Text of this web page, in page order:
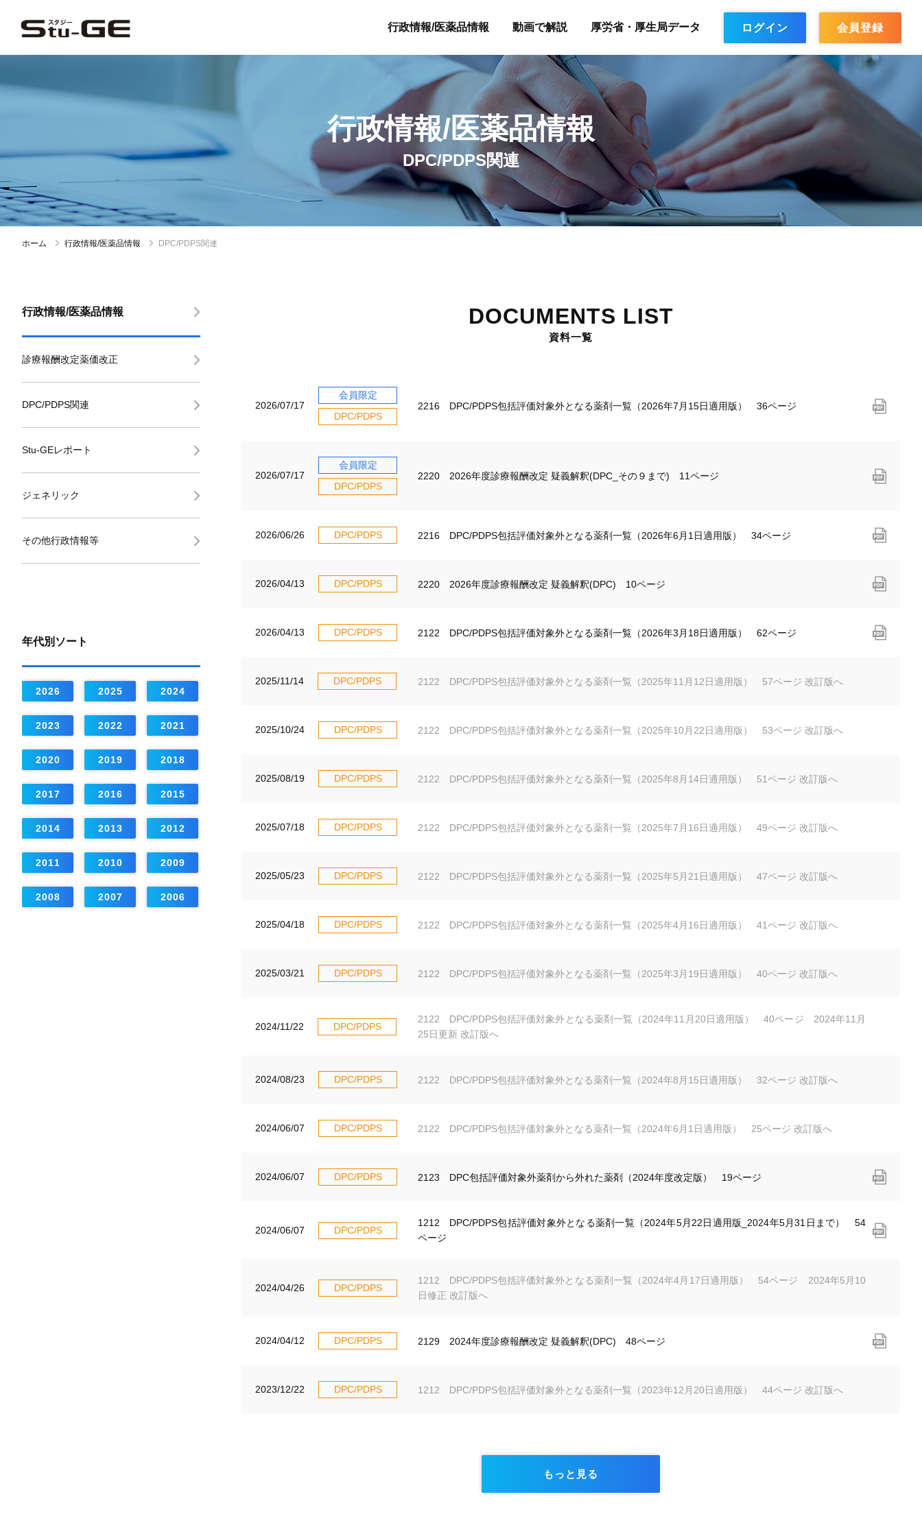
行政情報/医薬品情報 動画で解説 厚労省・厚生局データ ログイン 会員登録
行政情報/医薬品情報
DPC/PDPS関連
ホーム 行政情報/医薬品情報 DPC/PDPS関連
DOCUMENTS LIST
資料一覧
2026/07/17
会員限定
DPC/PDPS
2216 DPC/PDPS包括評価対象外となる薬剤一覧（2026年7月15日適用版） 36ページ
2026/07/17
会員限定
DPC/PDPS
2220 2026年度診療報酬改定 疑義解釈(DPC_その９まで) 11ページ
2026/06/26 DPC/PDPS 2216 DPC/PDPS包括評価対象外となる薬剤一覧（2026年6月1日適用版） 34ページ
2026/04/13 DPC/PDPS 2220 2026年度診療報酬改定 疑義解釈(DPC) 10ページ
2026/04/13 DPC/PDPS 2122 DPC/PDPS包括評価対象外となる薬剤一覧（2026年3月18日適用版） 62ページ
2025/11/14 DPC/PDPS 2122 DPC/PDPS包括評価対象外となる薬剤一覧（2025年11月12日適用版） 57ページ 改訂版へ
2025/10/24 DPC/PDPS 2122 DPC/PDPS包括評価対象外となる薬剤一覧（2025年10月22日適用版） 53ページ 改訂版へ
2025/08/19 DPC/PDPS 2122 DPC/PDPS包括評価対象外となる薬剤一覧（2025年8月14日適用版） 51ページ 改訂版へ
2025/07/18 DPC/PDPS 2122 DPC/PDPS包括評価対象外となる薬剤一覧（2025年7月16日適用版） 49ページ 改訂版へ
2025/05/23 DPC/PDPS 2122 DPC/PDPS包括評価対象外となる薬剤一覧（2025年5月21日適用版） 47ページ 改訂版へ
2025/04/18 DPC/PDPS 2122 DPC/PDPS包括評価対象外となる薬剤一覧（2025年4月16日適用版） 41ページ 改訂版へ
2025/03/21 DPC/PDPS 2122 DPC/PDPS包括評価対象外となる薬剤一覧（2025年3月19日適用版） 40ページ 改訂版へ
2024/11/22 DPC/PDPS
2122 DPC/PDPS包括評価対象外となる薬剤一覧（2024年11月20日適用版） 40ページ 2024年11月
25日更新 改訂版へ
2024/08/23 DPC/PDPS 2122 DPC/PDPS包括評価対象外となる薬剤一覧（2024年8月15日適用版） 32ページ 改訂版へ
2024/06/07 DPC/PDPS 2122 DPC/PDPS包括評価対象外となる薬剤一覧（2024年6月1日適用版） 25ページ 改訂版へ
2024/06/07 DPC/PDPS 2123 DPC包括評価対象外薬剤から外れた薬剤（2024年度改定版） 19ページ
2024/06/07 DPC/PDPS
1212 DPC/PDPS包括評価対象外となる薬剤一覧（2024年5月22日適用版_2024年5月31日まで） 54
ページ
2024/04/26 DPC/PDPS
1212 DPC/PDPS包括評価対象外となる薬剤一覧（2024年4月17日適用版） 54ページ 2024年5月10
日修正 改訂版へ
2024/04/12 DPC/PDPS 2129 2024年度診療報酬改定 疑義解釈(DPC) 48ページ
2023/12/22 DPC/PDPS 1212 DPC/PDPS包括評価対象外となる薬剤一覧（2023年12月20日適用版） 44ページ 改訂版へ
もっと見る
行政情報/医薬品情報
診療報酬改定薬価改正
DPC/PDPS関連
Stu-GEレポート
ジェネリック
その他行政情報等
年代別ソート
2026 2025 2024
2023 2022 2021
2020 2019 2018
2017 2016 2015
2014 2013 2012
2011 2010 2009
2008 2007 2006